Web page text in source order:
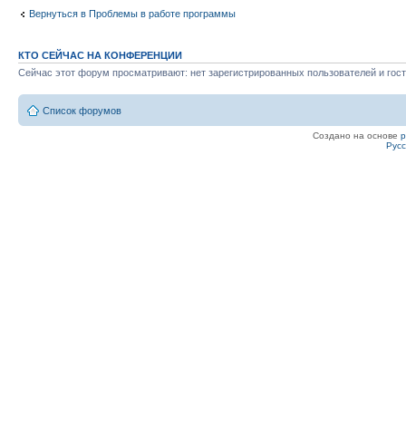
Вернуться в Проблемы в работе программы
КТО СЕЙЧАС НА КОНФЕРЕНЦИИ
Сейчас этот форум просматривают: нет зарегистрированных пользователей и
Список форумов
Создано на основе